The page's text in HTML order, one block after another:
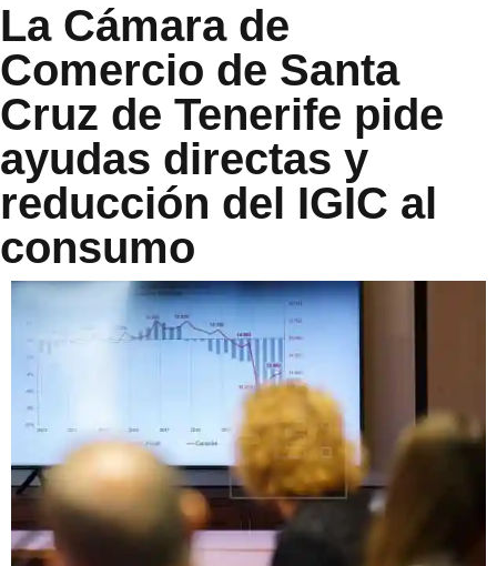
La Cámara de
Comercio de Santa
Cruz de Tenerife pide
ayudas directas y
reducción del IGIC al
consumo